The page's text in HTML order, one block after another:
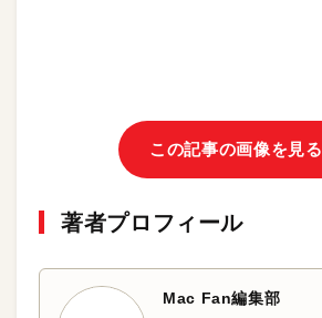
この記事の画像を見る
著者プロフィール
Mac Fan編集部